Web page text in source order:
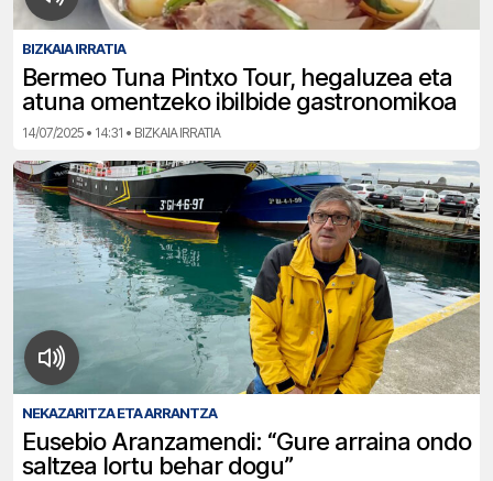
BIZKAIA IRRATIA
Bermeo Tuna Pintxo Tour, hegaluzea eta
atuna omentzeko ibilbide gastronomikoa
14/07/2025 • 14:31 • BIZKAIA IRRATIA
NEKAZARITZA ETA ARRANTZA
Eusebio Aranzamendi: “Gure arraina ondo
saltzea lortu behar dogu”